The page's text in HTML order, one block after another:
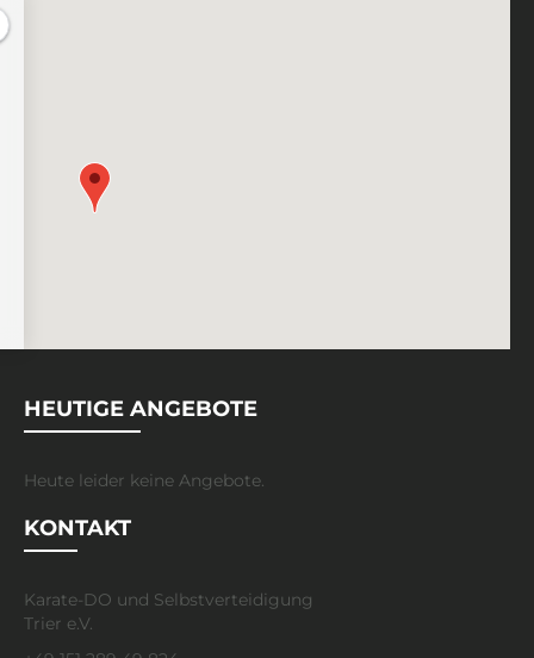
HEUTIGE ANGEBOTE
Heute leider keine Angebote.
KONTAKT
Karate-DO und Selbstverteidigung
Trier e.V.